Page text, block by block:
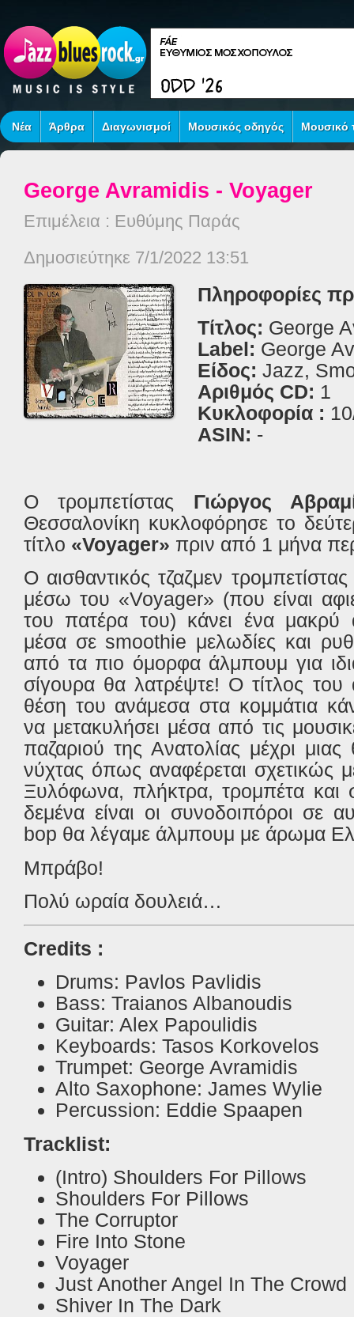
Νέα Άρθρα Διαγωνισμοί Μουσικός οδηγός Μουσικό
George Avramidis - Voyager
Επιμέλεια : Ευθύμης Παράς
Δημοσιεύτηκε 7/1/2022 13:51
Πληροφορίες
Τίτλος: George
Label: George
Είδος: Jazz,
Αριθμός CD: 1
Κυκλοφορία :
ASIN: -
Ο τρομπετίστας Γιώργος
Θεσσαλονίκη κυκλοφόρησε το
τίτλο «Voyager» πριν από 1 μήνα
Ο αισθαντικός τζαζμεν
μέσω του «Voyager» (που είναι
του πατέρα του) κάνει ένα μακρύ
μέσα σε smoothie μελωδίες και
από τα πιο όμορφα άλμπουμ για
σίγουρα θα λατρέψτε! Ο τίτλος του
θέση του ανάμεσα στα κομμάτια
να μετακυλήσει μέσα από τις
παζαριού της Ανατολίας μέχρι μιας
νύχτας όπως αναφέρεται σχετικώς
Ξυλόφωνα, πλήκτρα, τρομπέτα και
δεμένα είναι οι συνοδοιπόροι σε
bop θα λέγαμε άλμπουμ με άρωμα
Μπράβο!
Πολύ ωραία δουλειά…
Credits :
Drums: Pavlos Pavlidis
Bass: Traianos Albanoudis
Guitar: Alex Papoulidis
Keyboards: Tasos Korkovelos
Trumpet: George Avramidis
Alto Saxophone: James Wylie
Percussion: Eddie Spaapen
Tracklist:
(Intro) Shoulders For Pillows
Shoulders For Pillows
The Corruptor
Fire Into Stone
Voyager
Just Another Angel In The Crowd
Shiver In The Dark